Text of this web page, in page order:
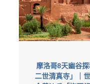
摩洛哥8天幽谷
二世清真寺」｜